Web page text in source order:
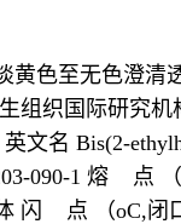
黄色至无色澄清
组织国际研究
文名 Bis(2-
090-1 熔 点
闪 点 （oC,闭